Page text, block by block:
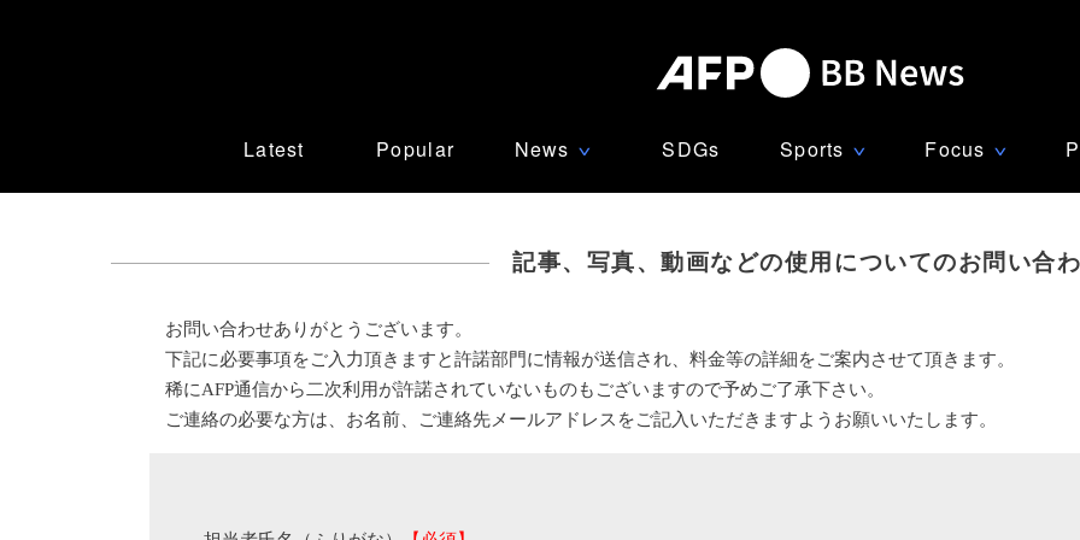
Latest Popular News ∨ SDGs Sports ∨ Focus ∨
記事、写真、動画などの使用についてのお問い合
お問い合わせありがとうございます。
下記に必要事項をご入力頂きますと許諾部門に情報が送信され、料金等の詳細をご案内させて頂きます。
稀にAFP通信から二次利用が許諾されていないものもございますので予めご了承下さい。
ご連絡の必要な方は、お名前、ご連絡先メールアドレスをご記入いただきますようお願いいたします。